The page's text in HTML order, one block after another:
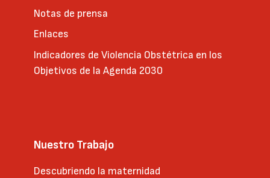
Notas de prensa
Enlaces
Indicadores de Violencia Obstétrica en los
Objetivos de la Agenda 2030
Nuestro Trabajo
Descubriendo la maternidad